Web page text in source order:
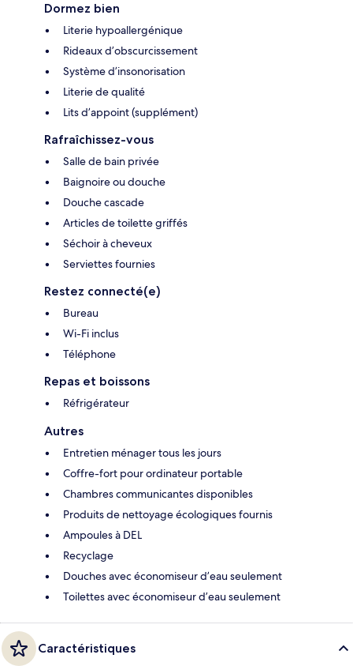
Dormez bien
Literie hypoallergénique
Rideaux d’obscurcissement
Système d’insonorisation
Literie de qualité
Lits d’appoint (supplément)
Rafraîchissez-vous
Salle de bain privée
Baignoire ou douche
Douche cascade
Articles de toilette griffés
Séchoir à cheveux
Serviettes fournies
Restez connecté(e)
Bureau
Wi-Fi inclus
Téléphone
Repas et boissons
Réfrigérateur
Autres
Entretien ménager tous les jours
Coffre-fort pour ordinateur portable
Chambres communicantes disponibles
Produits de nettoyage écologiques fournis
Ampoules à DEL
Recyclage
Douches avec économiseur d’eau seulement
Toilettes avec économiseur d’eau seulement
Caractéristiques